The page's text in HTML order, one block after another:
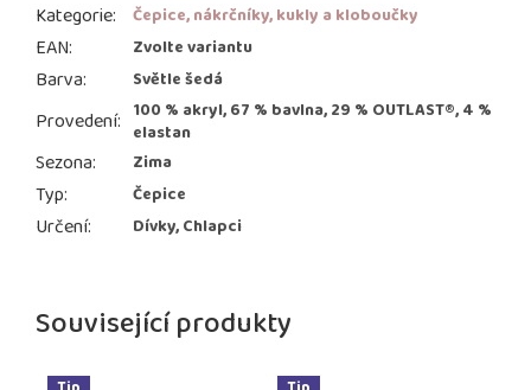
Související produkty
Kategorie: Čepice, nákrčníky, kukly a kloboučky
EAN: Zvolte variantu
Barva: Světle šedá
Provedení: 100 % akryl, 67 % bavlna, 29 % OUTLAST®, 4 %
elastan
Sezona: Zima
Typ: Čepice
Určení: Dívky, Chlapci